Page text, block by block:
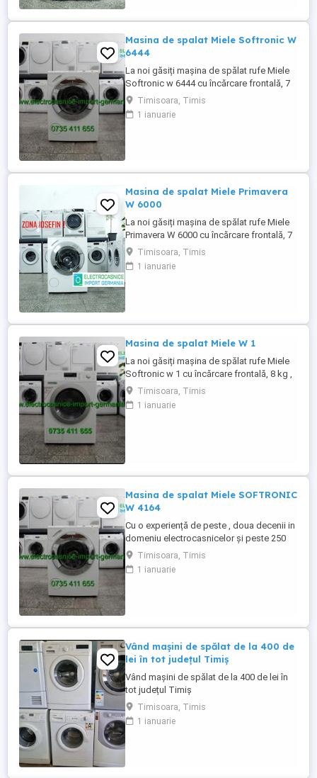
Masina de spalat Miele Softronic W
6444
La noi găsiți mașina de spălat rufe Miele
Softronic w 6444 cu încărcare frontală, 7
kg , 1400 rpm, aduse din Germania în stare
perfectă de funcționare. Programe
spălare: - Spălare rufe bumbac - Spălare
Timisoara, Timis
1 ianuarie
Masina de spalat Miele Primavera
W 6000
La noi găsiți mașina de spălat rufe Miele
Primavera W 6000 cu încărcare frontală, 7
kg , 1400 rpm, aduse din Germania în stare
perfectă de funcționare. Programe
spălare: - Spălare rufe bumbac - Spălare
Timisoara, Timis
1 ianuarie
Masina de spalat Miele W 1
La noi găsiți mașina de spălat rufe Miele
Softronic w 1 cu încărcare frontală, 8 kg ,
1400 rpm, aduse din Germania în stare
perfectă de funcționare. Programe
spălare: - Spălare rufe bumbac - Spălare
Timisoara, Timis
1 ianuarie
Masina de spalat Miele SOFTRONIC
W 4164
Cu o experiență de peste , doua decenii in
domeniu electrocasnicelor și peste 250
produse pe stoc ! La noi găsiți mașina de
spălat rufe Miele SOFTRONIC W 4164 cu
încărcare frontală, adusa din Germania în
Timisoara, Timis
1 ianuarie
Vând mașini de spălat de la 400 de
lei în tot județul Timiș
Vând mașini de spălat de la 400 de lei în
tot județul Timiș
Timisoara, Timis
1 ianuarie